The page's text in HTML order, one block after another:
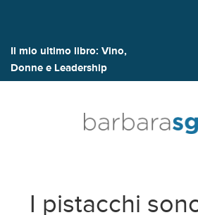
Il mio ultimo libro: Vino,
Donne e Leadership
I pistacchi